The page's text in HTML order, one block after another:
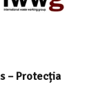
– Protecția